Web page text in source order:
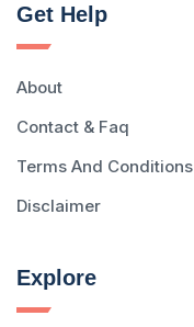
Get Help
About
Contact & Faq
Terms And Conditions
Disclaimer
Explore